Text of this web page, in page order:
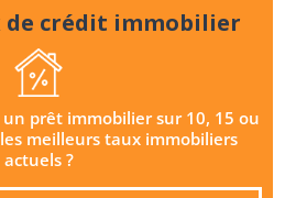
de crédit immobilier
prêt immobilier sur 10, 15 ou
meilleurs taux immobiliers
actuels ?